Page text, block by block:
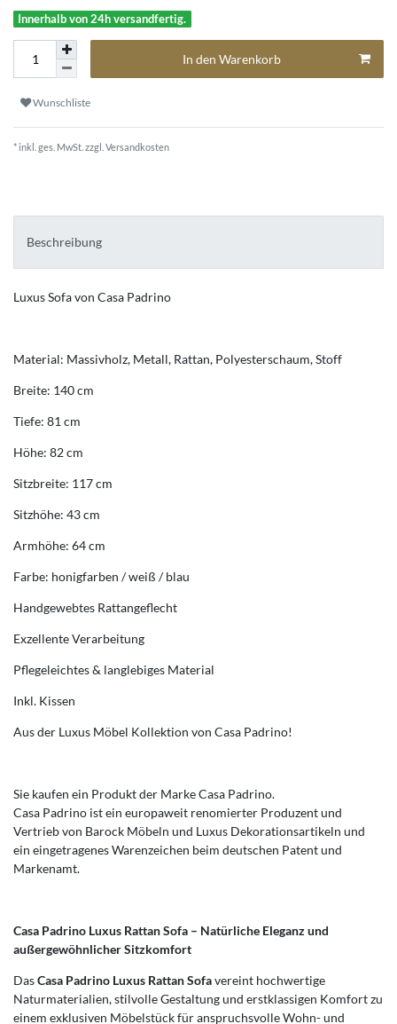
Innerhalb von 24h versandfertig.
In den Warenkorb
Wunschliste
* inkl. ges. MwSt. zzgl. Versandkosten
Beschreibung
Luxus Sofa von Casa Padrino
Material: Massivholz, Metall, Rattan, Polyesterschaum, Stoff
Breite: 140 cm
Tiefe: 81 cm
Höhe: 82 cm
Sitzbreite: 117 cm
Sitzhöhe: 43 cm
Armhöhe: 64 cm
Farbe: honigfarben / weiß / blau
Handgewebtes Rattangeflecht
Exzellente Verarbeitung
Pflegeleichtes & langlebiges Material
Inkl. Kissen
Aus der Luxus Möbel Kollektion von Casa Padrino!
Sie kaufen ein Produkt der Marke Casa Padrino.
Casa Padrino ist ein europaweit renomierter Produzent und
Vertrieb von Barock Möbeln und Luxus Dekorationsartikeln und
ein eingetragenes Warenzeichen beim deutschen Patent und
Markenamt.
Casa Padrino Luxus Rattan Sofa – Natürliche Eleganz und
außergewöhnlicher Sitzkomfort
DasCasa Padrino Luxus Rattan Sofavereint hochwertige
Naturmaterialien, stilvolle Gestaltung und erstklassigen Komfort zu
einem exklusiven Möbelstück für anspruchsvolle Wohn- und